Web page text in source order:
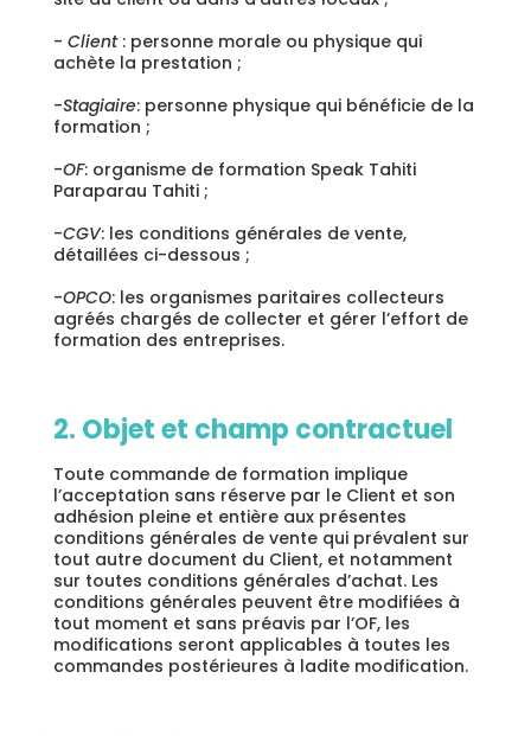
- Client : personne morale ou physique qui
achète la prestation ;
-Stagiaire: personne physique qui bénéficie de la
formation ;
-OF: organisme de formation Speak Tahiti
Paraparau Tahiti ;
-CGV: les conditions générales de vente,
détaillées ci-dessous ;
-OPCO: les organismes paritaires collecteurs
agréés chargés de collecter et gérer l’effort de
formation des entreprises.
2. Objet et champ contractuel
Toute commande de formation implique
l’acceptation sans réserve par le Client et son
adhésion pleine et entière aux présentes
conditions générales de vente qui prévalent sur
tout autre document du Client, et notamment
sur toutes conditions générales d’achat. Les
conditions générales peuvent être modifiées à
tout moment et sans préavis par l’OF, les
modifications seront applicables à toutes les
commandes postérieures à ladite modification.